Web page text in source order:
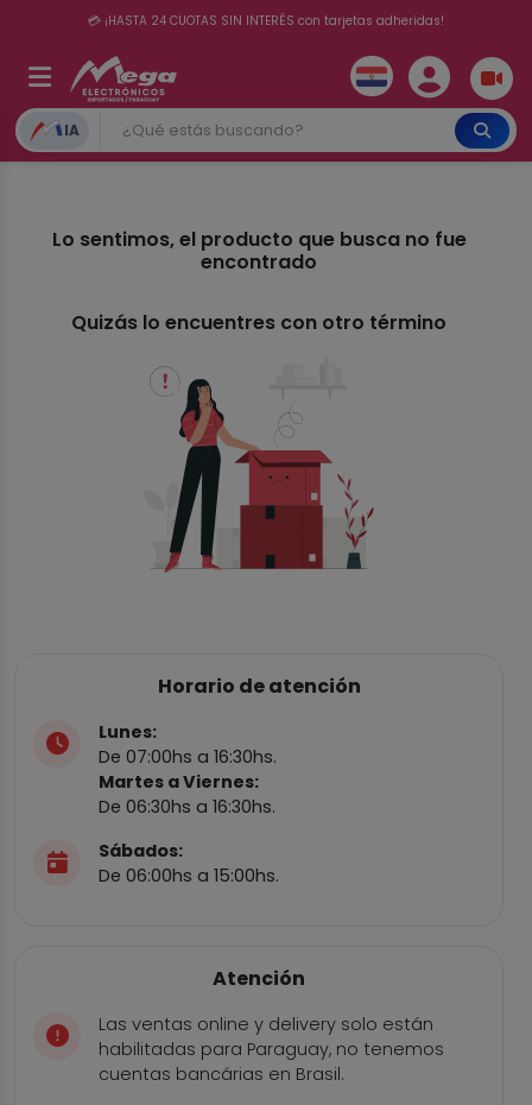
📦 Comprando por 300.000 o más el delivery te sale totalmente gratis ✨ 🚚
💳 ¡HASTA 24 CUOTAS SIN INTERÉS con tarjetas adheridas!
IA
Lo sentimos, el producto que busca no fue
encontrado
Quizás lo encuentres con otro término
Horario de atención
Lunes:
De 07:00hs a 16:30hs.
Martes a Viernes:
De 06:30hs a 16:30hs.
Sábados:
De 06:00hs a 15:00hs.
Atención
Las ventas online y delivery solo están
habilitadas para Paraguay, no tenemos
cuentas bancárias en Brasil.